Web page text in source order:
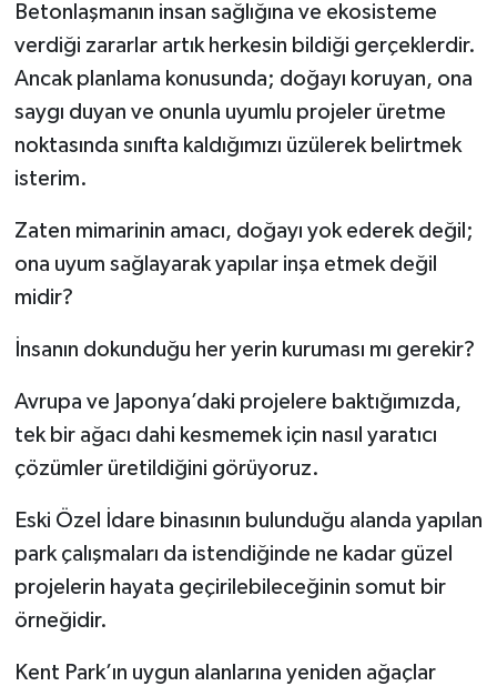
Betonlaşmanın insan sağlığına ve ekosisteme
verdiği zararlar artık herkesin bildiği gerçeklerdir.
Ancak planlama konusunda; doğayı koruyan, ona
saygı duyan ve onunla uyumlu projeler üretme
noktasında sınıfta kaldığımızı üzülerek belirtmek
isterim.
Zaten mimarinin amacı, doğayı yok ederek değil;
ona uyum sağlayarak yapılar inşa etmek değil
midir?
İnsanın dokunduğu her yerin kuruması mı gerekir?
Avrupa ve Japonya’daki projelere baktığımızda,
tek bir ağacı dahi kesmemek için nasıl yaratıcı
çözümler üretildiğini görüyoruz.
Eski Özel İdare binasının bulunduğu alanda yapılan
park çalışmaları da istendiğinde ne kadar güzel
projelerin hayata geçirilebileceğinin somut bir
örneğidir.
Kent Park’ın uygun alanlarına yeniden ağaçlar